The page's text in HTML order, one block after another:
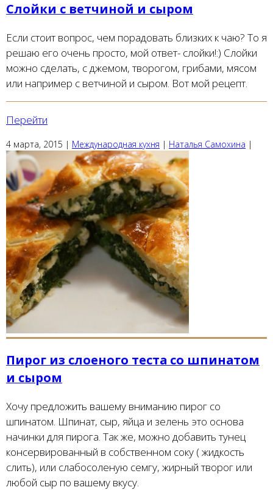
Слойки с ветчиной и сыром
Если стоит вопрос, чем порадовать близких к чаю? То я
решаю его очень просто, мой ответ- слойки!:) Слойки
можно сделать, с джемом, творогом, грибами, мясом
или например с ветчиной и сыром. Вот мой рецепт.
Перейти
4 марта, 2015 | Международная кухня | Наталья Самохина |
Пирог из слоеного теста со шпинатом
и сыром
Хочу предложить вашему вниманию пирог со
шпинатом. Шпинат, сыр, яйца и зелень это основа
начинки для пирога. Так же, можно добавить тунец
консервированный в собственном соку ( жидкость
слить), или слабосоленую семгу, жирный творог или
любой сыр по вашему вкусу.